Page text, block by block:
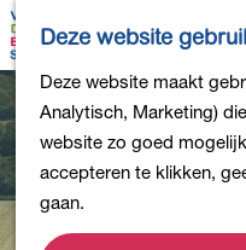
Deze website
Deze website maakt
Analytisch, Marketing)
website zo goed
accepteren te klikken,
gaan.
G
a
n
a
a
r
K
a
r
t
Z
e
k
e
n
e
n
u